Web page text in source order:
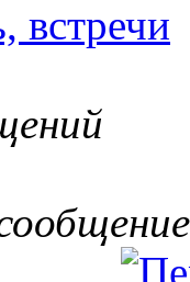
встречи